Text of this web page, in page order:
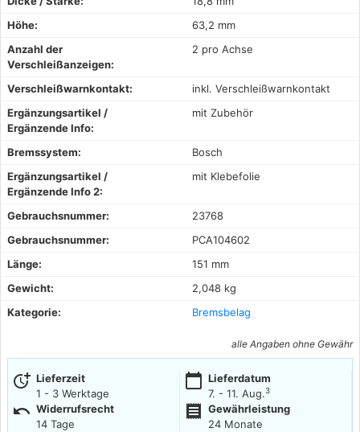
Höhe:
63,2 mm
Anzahl der
Verschleißanzeigen:
2 pro Achse
Verschleißwarnkontakt:
inkl. Verschleißwarnkontakt
Ergänzungsartikel /
Ergänzende Info:
mit Zubehör
Bremssystem:
Bosch
Ergänzungsartikel /
Ergänzende Info 2:
mit Klebefolie
Gebrauchsnummer:
23768
Gebrauchsnummer:
PCA104602
Länge:
151 mm
Gewicht:
2,048 kg
Kategorie:
Bremsbelag
alle Angaben ohne Gewähr
more_time Lieferzeit
1 - 3 Werktage
calendar_today Lieferdatum
7. - 11. Aug.3
undo Widerrufsrecht
14 Tage
receipt
Gewährleistung
24 Monate